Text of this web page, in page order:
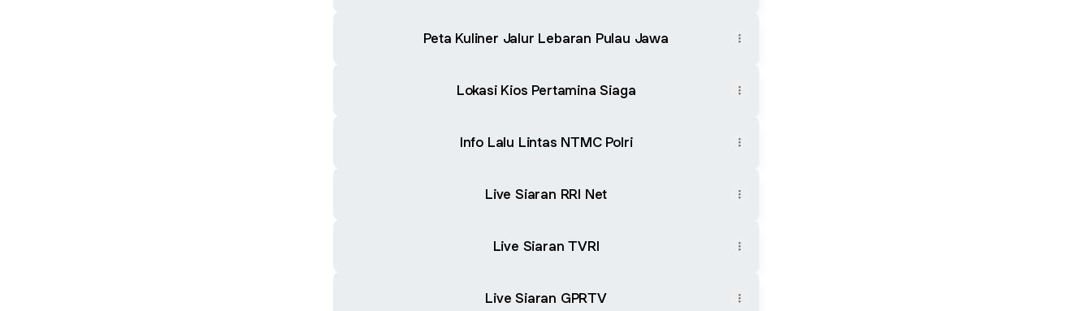
Peta Kuliner Jalur Lebaran Pulau Jawa
Lokasi Kios Pertamina Siaga
Info Lalu Lintas NTMC Polri
Live Siaran RRI Net
Live Siaran TVRI
Live Siaran GPRTV